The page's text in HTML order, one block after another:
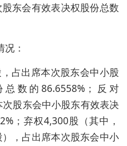
东会有效表决权股份总数
：
占出席本次股东会中小股
数的86.6558%；反对
股东会中小股东有效表决
；弃权4,300股（其中，
，占出席本次股东会中小